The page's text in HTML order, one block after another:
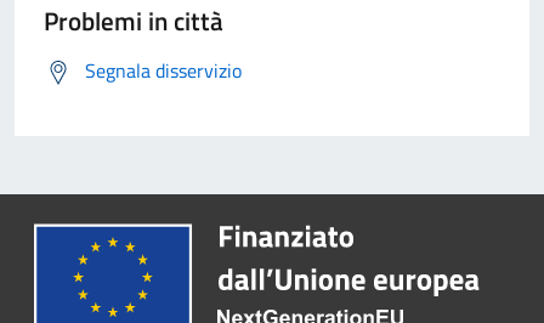
Problemi in città
Segnala disservizio